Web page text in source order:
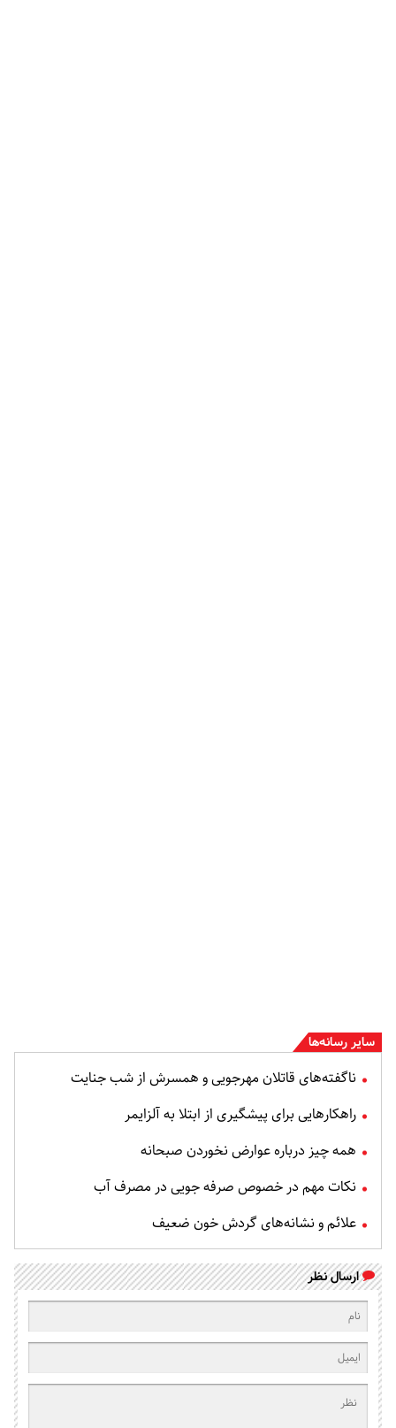
سایر رسانه‌ها
ناگفته‌های قاتلان مهرجویی و همسرش از شب جنایت
راهکارهایی برای پیشگیری از ابتلا به آلزایمر
همه چیز درباره عوارض نخوردن صبحانه
نکات مهم در خصوص صرفه جویی در مصرف آب
علائم و نشانه‌های گردش خون ضعیف
ارسال نظر